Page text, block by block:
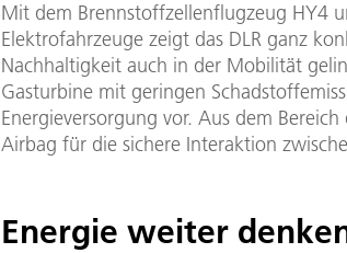
Mit dem Brennstoffzellenflugzeug HY4
Elektrofahrzeuge zeigt das DLR ganz
Nachhaltigkeit auch in der Mobilität
Gasturbine mit geringen
Energieversorgung vor. Aus dem
Airbag für die sichere Interaktion
Energie weiter